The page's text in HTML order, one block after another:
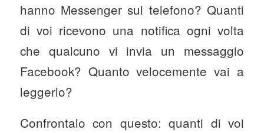
hanno Messenger sul telefono? Quanti
di voi ricevono una notifica ogni volta
che qualcuno vi invia un messaggio
Facebook? Quanto velocemente vai a
leggerlo?
Confrontalo con questo: quanti di voi